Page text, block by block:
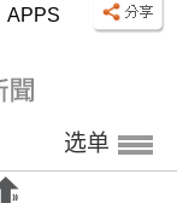
APPS
选单